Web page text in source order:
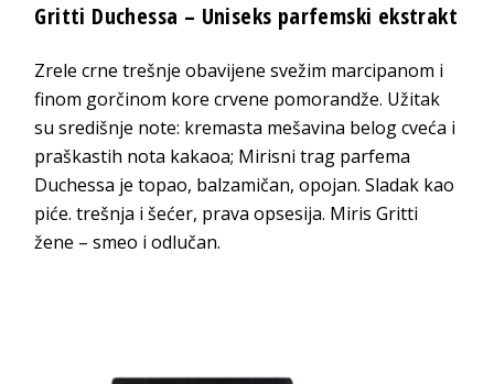
Gritti Duchessa – Uniseks parfemski ekstrakt
Zrele crne trešnje obavijene svežim marcipanom i
finom gorčinom kore crvene pomorandže. Užitak
su središnje note: kremasta mešavina belog cveća i
praškastih nota kakaoa; Mirisni trag parfema
Duchessa je topao, balzamičan, opojan. Sladak kao
piće. trešnja i šećer, prava opsesija. Miris Gritti
žene – smeo i odlučan.